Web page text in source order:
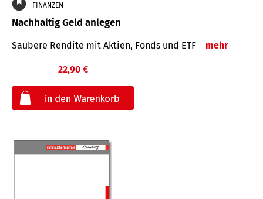
FINANZEN
Nachhaltig Geld anlegen
Saubere Rendite mit Aktien, Fonds und ETF mehr
22,90 €